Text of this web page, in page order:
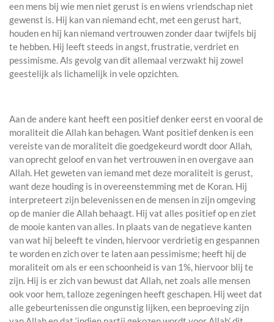
een mens bij wie men niet gerust is en wiens vriendschap niet
gewenst is. Hij kan van niemand echt, met een gerust hart,
houden en hij kan niemand vertrouwen zonder daar twijfels bij
te hebben. Hij leeft steeds in angst, frustratie, verdriet en
pessimisme. Als gevolg van dit allemaal verzwakt hij zowel
geestelijk als lichamelijk in vele opzichten.
Aan de andere kant heeft een positief denker eerst en vooral de
moraliteit die Allah kan behagen. Want positief denken is een
vereiste van de moraliteit die goedgekeurd wordt door Allah,
van oprecht geloof en van het vertrouwen in en overgave aan
Allah. Het geweten van iemand met deze moraliteit is gerust,
want deze houding is in overeenstemming met de Koran. Hij
interpreteert zijn belevenissen en de mensen in zijn omgeving
op de manier die Allah behaagt. Hij vat alles positief op en ziet
de mooie kanten van alles. In plaats van de negatieve kanten
van wat hij beleeft te vinden, hiervoor verdrietig en gespannen
te worden en zich over te laten aan pessimisme; heeft hij de
moraliteit om als er een schoonheid is van 1%, hiervoor blij te
zijn. Hij is er zich van bewust dat Allah, net zoals alle mensen
ook voor hem, talloze zegeningen heeft geschapen. Hij weet dat
alle gebeurtenissen die ongunstig lijken, een beproeving zijn